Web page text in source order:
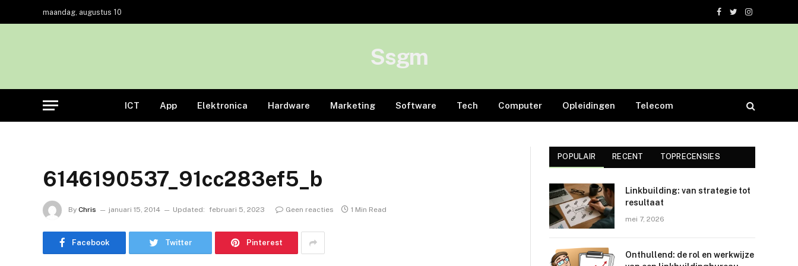
maandag, augustus 10
Facebook
TwitterInstagram
Ssgm
ICT App Elektronica Hardware Marketing Software Tech Computer Opleidingen Telecom
6146190537_91cc283ef5_b
By Chris januari 15, 2014 Updated: februari 5, 2023 Geen reacties 1 Min Read
Facebook Twitter Pinterest
POPULAIR RECENT TOPRECENSIES
Linkbuilding: van strategie tot
resultaat
mei 7, 2026
Onthullend: de rol en werkwijze